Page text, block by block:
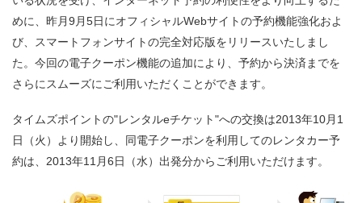
めに、昨月9月5日にオフィシャルWebサイトの予約機能強化およ
び、スマートフォンサイトの完全対応版をリリースいたしまし
た。今回の電子クーポン機能の追加により、予約から決済までを
さらにスムーズにご利用いただくことができます。
タイムズポイントの"レンタルeチケット"への交換は2013年10月1
日（火）より開始し、同電子クーポンを利用してのレンタカー予
約は、2013年11月6日（水）出発分からご利用いただけます。